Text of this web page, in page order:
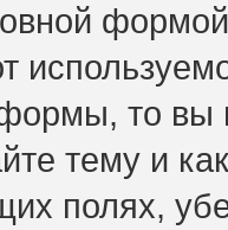
то вы
тему и
полях,